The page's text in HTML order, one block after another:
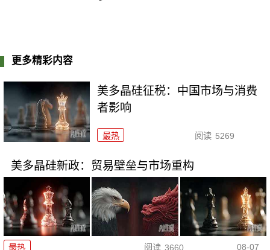
更多精彩内容
美多晶硅征税：中国市场与消费
者影响
最热 阅读 5269
美多晶硅新政：贸易壁垒与市场重构
最热 阅读 3660 08-07